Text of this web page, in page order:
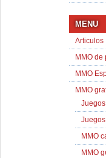
MENU
Articulos
MMO de
MMO
MMO
Juegos
MMO
MMO